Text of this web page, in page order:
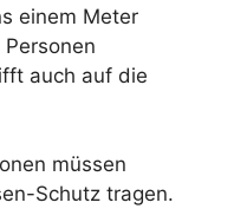
einem Meter
auch auf die
müssen
Schutz tragen.